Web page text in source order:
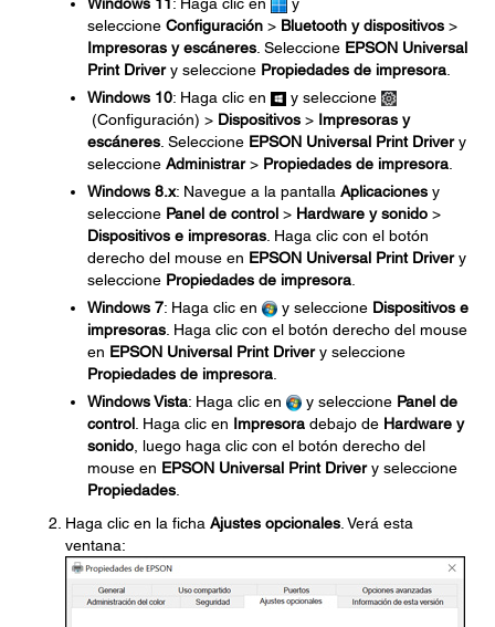
seleccione Configuración > Bluetooth y dispositivos >
Impresoras y escáneres . Seleccione EPSON Universal
Print Drivery seleccione Propiedades de impresora
Windows 10: Haga clic en
y seleccione
(Configuración) > Dispositivos > Impresoras y
escáneres . Seleccione EPSON Universal Print Drivery
seleccione Administrar> Propiedades de impresora
Windows 8.x: Navegue a la pantalla Aplicaciones y
seleccione Panel de control > Hardware y sonido >
Dispositivos e impresoras . Haga clic con el botón
derecho del mouse en EPSON Universal Print Drivery
seleccione Propiedades de impresora
Windows 7: Haga clic en y seleccione Dispositivos e
impresoras . Haga clic con el botón derecho del mouse
en EPSON Universal Print Drivery seleccione
Propiedades de impresora
Windows Vista: Haga clic en y seleccione Panel de
control . Haga clic en Impresora debajo de Hardware y
sonido , luego haga clic con el botón derecho del
mouse en EPSON Universal Print Drivery seleccione
Propiedades
Haga clic en la ficha Ajustes opcionales . Verá esta
ventana: